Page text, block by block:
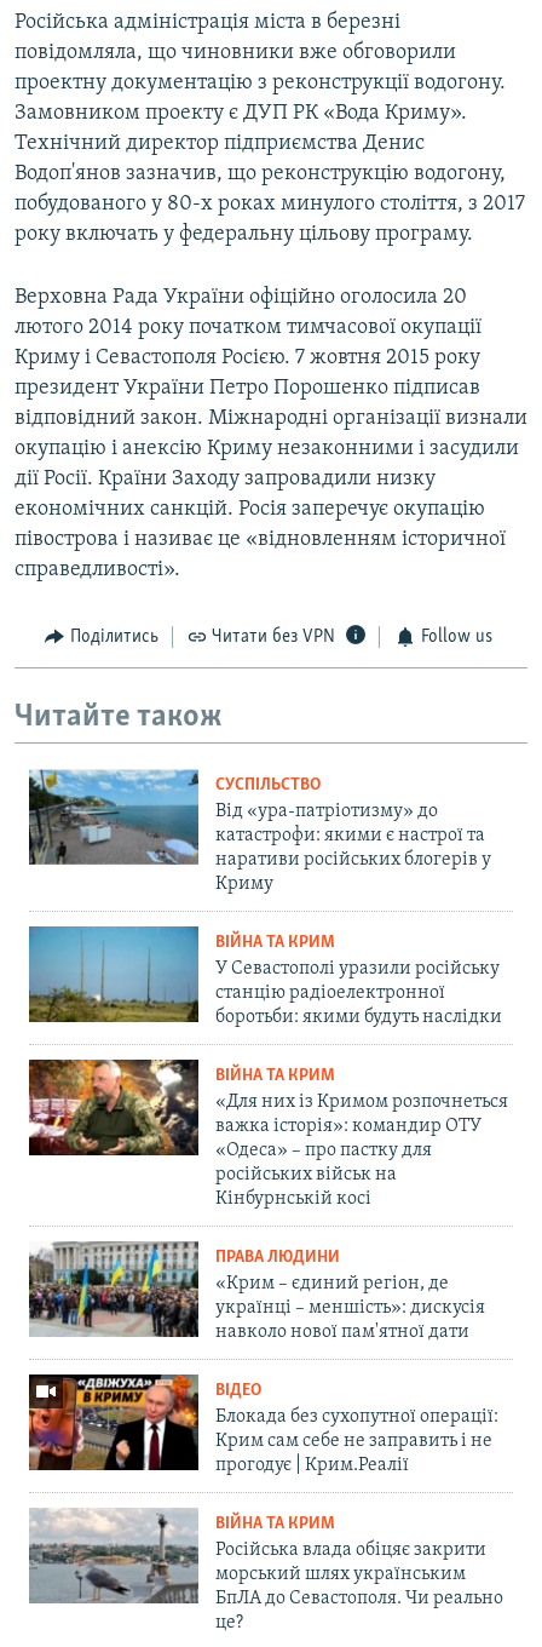
Російська адміністрація міста в березні
повідомляла, що чиновники вже обговорили
проектну документацію з реконструкції водогону.
Замовником проекту є ДУП РК «Вода Криму».
Технічний директор підприємства Денис
Водоп'янов зазначив, що реконструкцію водогону,
побудованого у 80-х роках минулого століття, з 2017
року включать у федеральну цільову програму.
Верховна Рада України офіційно оголосила 20
лютого 2014 року початком тимчасової окупації
Криму і Севастополя Росією. 7 жовтня 2015 року
президент України Петро Порошенко підписав
відповідний закон. Міжнародні організації визнали
окупацію і анексію Криму незаконними і засудили
дії Росії. Країни Заходу запровадили низку
економічних санкцій. Росія заперечує окупацію
півострова і називає це «відновленням історичної
справедливості».
Поділитись Читати без VPN Follow us
Читайте також
СУСПІЛЬСТВО
Від «ура-патріотизму» до
катастрофи: якими є настрої та
наративи російських блогерів у
Криму
ВІЙНА ТА КРИМ
У Севастополі уразили російську
станцію радіоелектронної
боротьби: якими будуть наслідки
ВІЙНА ТА КРИМ
«Для них із Кримом розпочнеться
важка історія»: командир ОТУ
«Одеса» – про пастку для
російських військ на
Кінбурнській косі
ПРАВА ЛЮДИНИ
«Крим – єдиний регіон, де
українці – меншість»: дискусія
навколо нової пам'ятної дати
ВІДЕО
Блокада без сухопутної операції:
Крим сам себе не заправить і не
прогодує | Крим.Реалії
ВІЙНА ТА КРИМ
Російська влада обіцяє закрити
морський шлях українським
БпЛА до Севастополя. Чи реально
це?